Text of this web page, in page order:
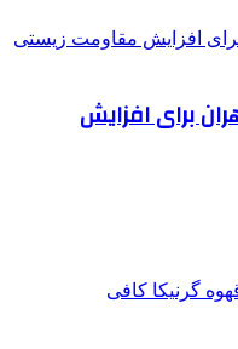
برای افزایش
گرنیکا کافی